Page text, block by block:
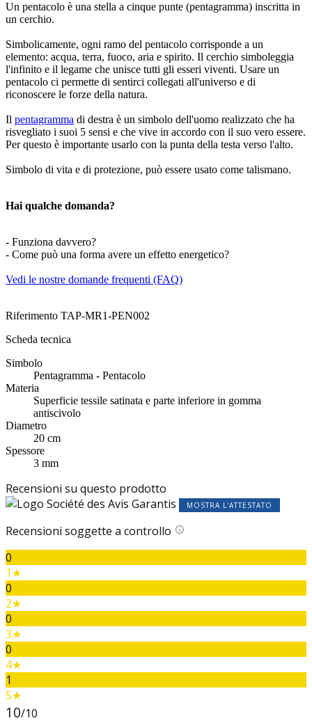
Un pentacolo è una stella a cinque punte (pentagramma) inscritta in
un cerchio.
Simbolicamente, ogni ramo del pentacolo corrisponde a un
elemento: acqua, terra, fuoco, aria e spirito. Il cerchio simboleggia
l'infinito e il legame che unisce tutti gli esseri viventi. Usare un
pentacolo ci permette di sentirci collegati all'universo e di
riconoscere le forze della natura.
Il pentagramma di destra è un simbolo dell'uomo realizzato che ha
risvegliato i suoi 5 sensi e che vive in accordo con il suo vero essere.
Per questo è importante usarlo con la punta della testa verso l'alto.
Simbolo di vita e di protezione, può essere usato come talismano.
Hai qualche domanda?
- Funziona davvero?
- Come può una forma avere un effetto energetico?
Vedi le nostre domande frequenti (FAQ)
Riferimento TAP-MR1-PEN002
Scheda tecnica
Simbolo
Pentagramma - Pentacolo
Materia
Superficie tessile satinata e parte inferiore in gomma
antiscivolo
Diametro
20 cm
Spessore
3 mm
Recensioni su questo prodotto
MOSTRA L'ATTESTATO
Recensioni soggette a controllo
0
1★
0
2★
0
3★
0
4★
1
5★
10/10